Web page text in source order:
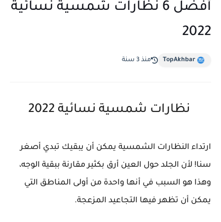
أفضل 6 نظارات شمسية نسائية
2022
TopAkhbar منذ 3 سنة
نظارات شمسية نسائية 2022
ارتداء النظارات الشمسية يمكن أن يبقيك تبدي أصغر
سنا! لأن الجلد حول العين أرق بكثير مقارنة ببقية الوجه،
وهذا هو السبب في أنها واحدة من أولى المناطق التي
يمكن أن تظهر فيها التجاعيد المزعجة.